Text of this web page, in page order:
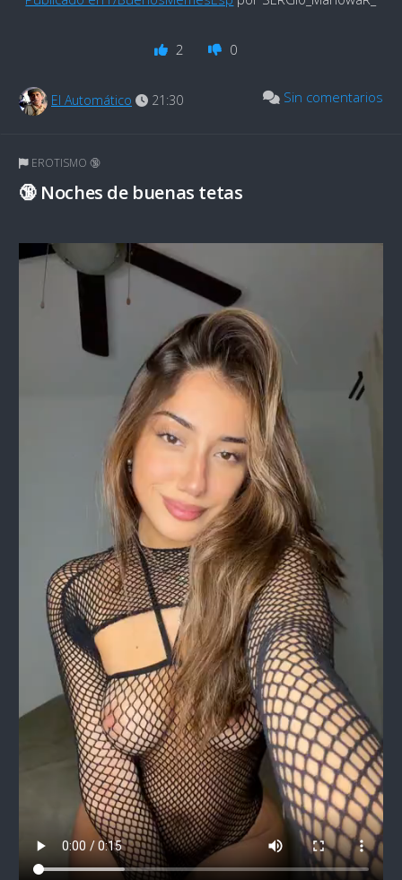
2 0
El Automático 21:30 Sin comentarios
EROTISMO 🔞
🔞 Noches de buenas tetas